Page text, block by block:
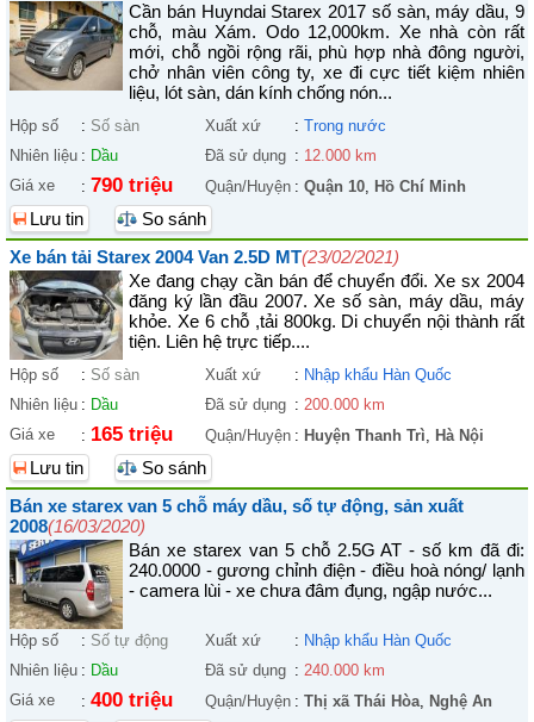
Cần bán Huyndai Starex 2017 số sàn, máy dầu, 9
chỗ, màu Xám. Odo 12,000km. Xe nhà còn rất
mới, chỗ ngồi rộng rãi, phù hợp nhà đông người,
chở nhân viên công ty, xe đi cực tiết kiệm nhiên
liệu, lót sàn, dán kính chống nón...
Hộp số : Số sàn Xuất xứ : Trong nước
Nhiên liệu : Dầu Đã sử dụng : 12.000 km
Giá xe
: 790 triệu Quận/Huyện : Quận 10, Hồ Chí Minh
Lưu tin
So sánh
Xe bán tải Starex 2004 Van 2.5D MT(23/02/2021)
Xe đang chạy cần bán để chuyển đổi. Xe sx 2004
đăng ký lần đầu 2007. Xe số sàn, máy dầu, máy
khỏe. Xe 6 chỗ ,tải 800kg. Di chuyển nội thành rất
tiện. Liên hệ trực tiếp....
Hộp số : Số sàn Xuất xứ : Nhập khẩu Hàn Quốc
Nhiên liệu : Dầu Đã sử dụng : 200.000 km
Giá xe
: 165 triệu Quận/Huyện : Huyện Thanh Trì, Hà Nội
Lưu tin
So sánh
Bán xe starex van 5 chỗ máy dầu, số tự động, sản xuất
2008(16/03/2020)
Bán xe starex van 5 chỗ 2.5G AT - số km đã đi:
240.0000 - gương chỉnh điện - điều hoà nóng/ lạnh
- camera lùi - xe chưa đâm đụng, ngập nước...
Hộp số : Số tự động Xuất xứ : Nhập khẩu Hàn Quốc
Nhiên liệu : Dầu Đã sử dụng : 240.000 km
Giá xe
: 400 triệu Quận/Huyện : Thị xã Thái Hòa, Nghệ An